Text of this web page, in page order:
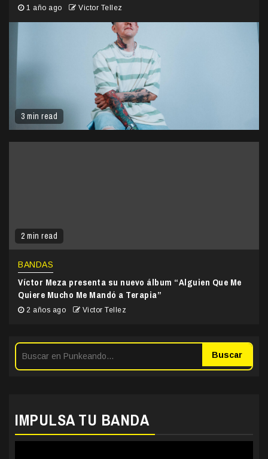
3 min read
1 año ago Victor Tellez
2 min read
BANDAS
Víctor Meza presenta su nuevo álbum “Alguien Que Me
Quiere Mucho Me Mandó a Terapia”
2 años ago Victor Tellez
Buscar
IMPULSA TU BANDA